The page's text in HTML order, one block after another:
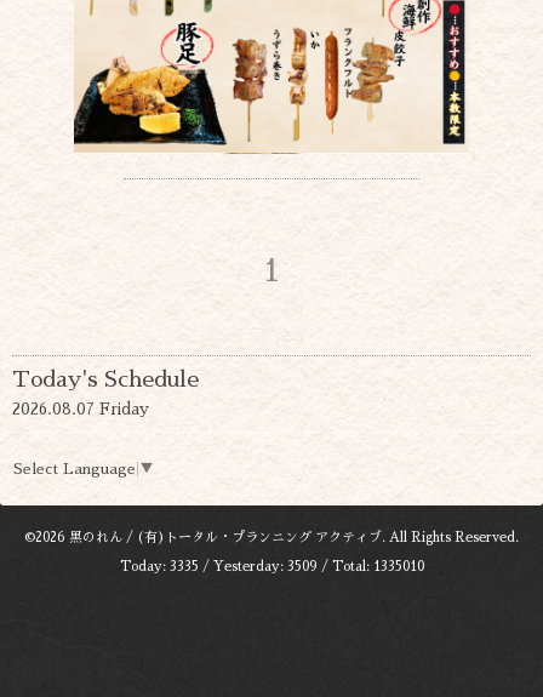
1
Today's Schedule
2026.08.07 Friday
Select Language ▼
©2026 黒のれん / (有)トータル・プランニング アクティブ . All Rights Reserved.
Today: 3335 / Yesterday: 3509 / Total: 1335010